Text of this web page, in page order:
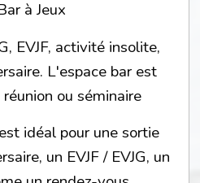
à Jeux
EVJF, activité insolite,
L'espace bar est
ou séminaire
idéal pour une sortie
un EVJF / EVJG, un